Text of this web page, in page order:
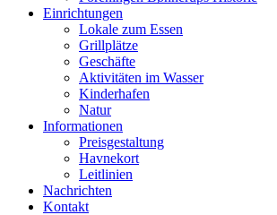
Einrichtungen
Lokale zum Essen
Grillplätze
Geschäfte
Aktivitäten im Wasser
Kinderhafen
Natur
Informationen
Preisgestaltung
Havnekort
Leitlinien
Nachrichten
Kontakt